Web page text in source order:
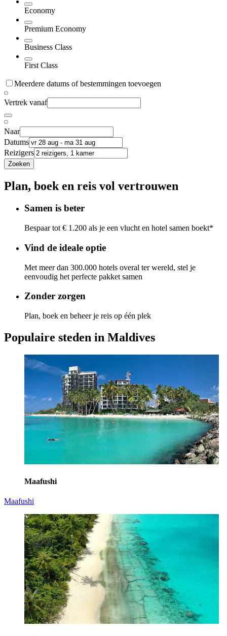
Economy
Premium Economy
Business Class
First Class
Meerdere datums of bestemmingen toevoegen
Vertrek vanaf
Naar
Datums
Reizigers
Zoeken
Plan, boek en reis vol vertrouwen
Samen is beter
Bespaar tot € 1.200 als je een vlucht en hotel samen boekt*
Vind de ideale optie
Met meer dan 300.000 hotels overal ter wereld, stel je
eenvoudig het perfecte pakket samen
Zonder zorgen
Plan, boek en beheer je reis op één plek
Populaire steden in Maldives
Maafushi
Maafushi